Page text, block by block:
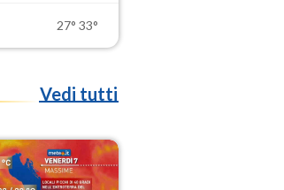
27° 33°
Vedi tutti